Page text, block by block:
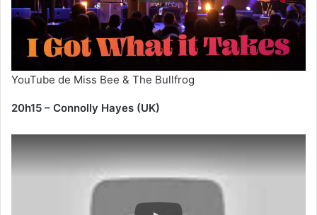
YouTube de Miss Bee & The Bullfrog
20h15 – Connolly Hayes (UK)